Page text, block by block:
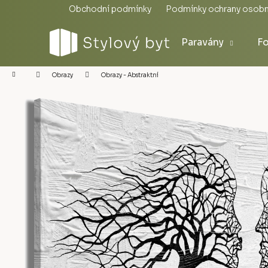
Obchodní podmínky Podmínky ochrany
Paravány
Domů Obrazy Obrazy - Abstraktní